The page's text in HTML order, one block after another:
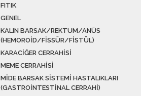
FITIK
GENEL
KALIN BARSAK/REKTUM/ANÜS
(HEMOROID/FISSÜR/FISTÜL)
KARACIĞER CERRAHISI
MEME CERRAHISI
MIDE BARSAK SISTEMI HASTALIKLARI
(GASTROINTESTINAL CERRAHI)